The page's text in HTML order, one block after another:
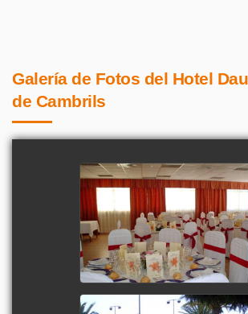
Galería de Fotos del Hotel
de Cambrils